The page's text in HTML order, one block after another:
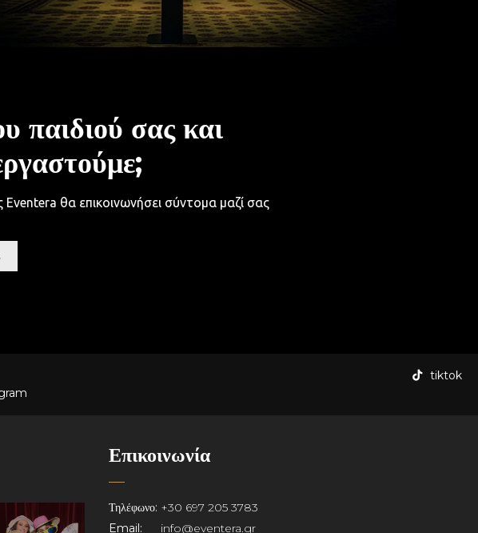
παιδιού σας και
θα επικοινωνήσει σύντομα μαζί σας
tiktok
Επικοινωνία
Τηλέφωνο: +30 697 205 3783
Email:
info@eventera.gr